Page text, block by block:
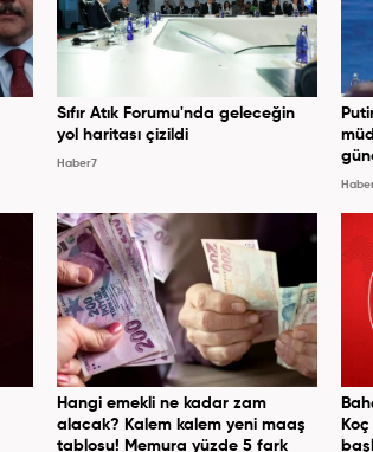
Sıfır Atık Forumu'nda geleceğin
yol haritası çizildi
Haber7
Hangi emekli ne kadar zam
alacak? Kalem kalem yeni maaş
tablosu! Memura yüzde 5 fark